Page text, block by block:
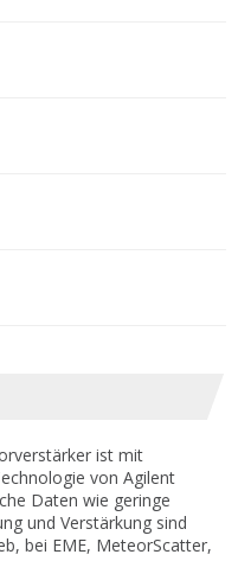
ist mit
von Agilent
Daten wie geringe
und Verstärkung sind
bei EME, MeteorScatter,